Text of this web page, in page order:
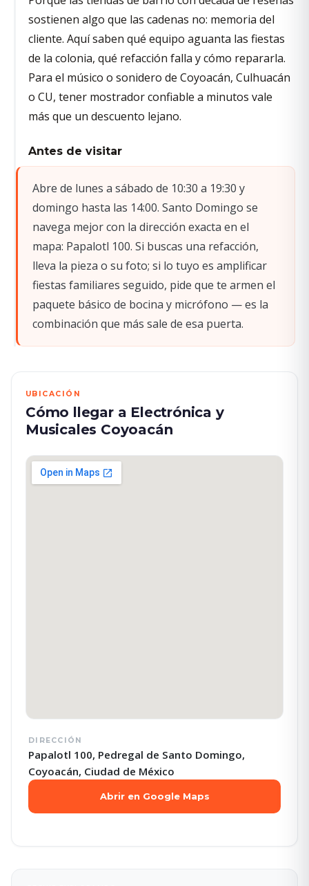
sostienen algo que las cadenas no: memoria del
cliente. Aquí saben qué equipo aguanta las fiestas
de la colonia, qué refacción falla y cómo repararla.
Para el músico o sonidero de Coyoacán, Culhuacán
o CU, tener mostrador confiable a minutos vale
más que un descuento lejano.
Antes de visitar
Abre de lunes a sábado de 10:30 a 19:30 y
domingo hasta las 14:00. Santo Domingo se
navega mejor con la dirección exacta en el
mapa: Papalotl 100. Si buscas una refacción,
lleva la pieza o su foto; si lo tuyo es amplificar
fiestas familiares seguido, pide que te armen el
paquete básico de bocina y micrófono — es la
combinación que más sale de esa puerta.
UBICACIÓN
Cómo llegar a Electrónica y
Musicales Coyoacán
DIRECCIÓN
Papalotl 100, Pedregal de Santo Domingo,
Coyoacán, Ciudad de México
Abrir en Google Maps